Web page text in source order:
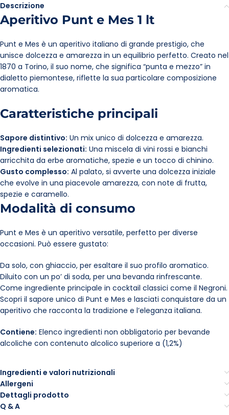
Descrizione
Aperitivo Punt e Mes 1 lt
Punt e Mes è un aperitivo italiano di grande prestigio, che
unisce dolcezza e amarezza in un equilibrio perfetto. Creato nel
1870 a Torino, il suo nome, che significa “punta e mezzo” in
dialetto piemontese, riflette la sua particolare composizione
aromatica.
Caratteristiche principali
Sapore distintivo: Un mix unico di dolcezza e amarezza.
Ingredienti selezionati: Una miscela di vini rossi e bianchi
arricchita da erbe aromatiche, spezie e un tocco di chinino.
Gusto complesso: Al palato, si avverte una dolcezza iniziale
che evolve in una piacevole amarezza, con note di frutta,
spezie e caramello.
Modalità di consumo
Punt e Mes è un aperitivo versatile, perfetto per diverse
occasioni. Può essere gustato:
Da solo, con ghiaccio, per esaltare il suo profilo aromatico.
Diluito con un po’ di soda, per una bevanda rinfrescante.
Come ingrediente principale in cocktail classici come il Negroni.
Scopri il sapore unico di Punt e Mes e lasciati conquistare da un
aperitivo che racconta la tradizione e l’eleganza italiana.
Contiene: Elenco ingredienti non obbligatorio per bevande
alcoliche con contenuto alcolico superiore a (1,2%)
Ingredienti e valori nutrizionali
Allergeni
Dettagli prodotto
Q & A